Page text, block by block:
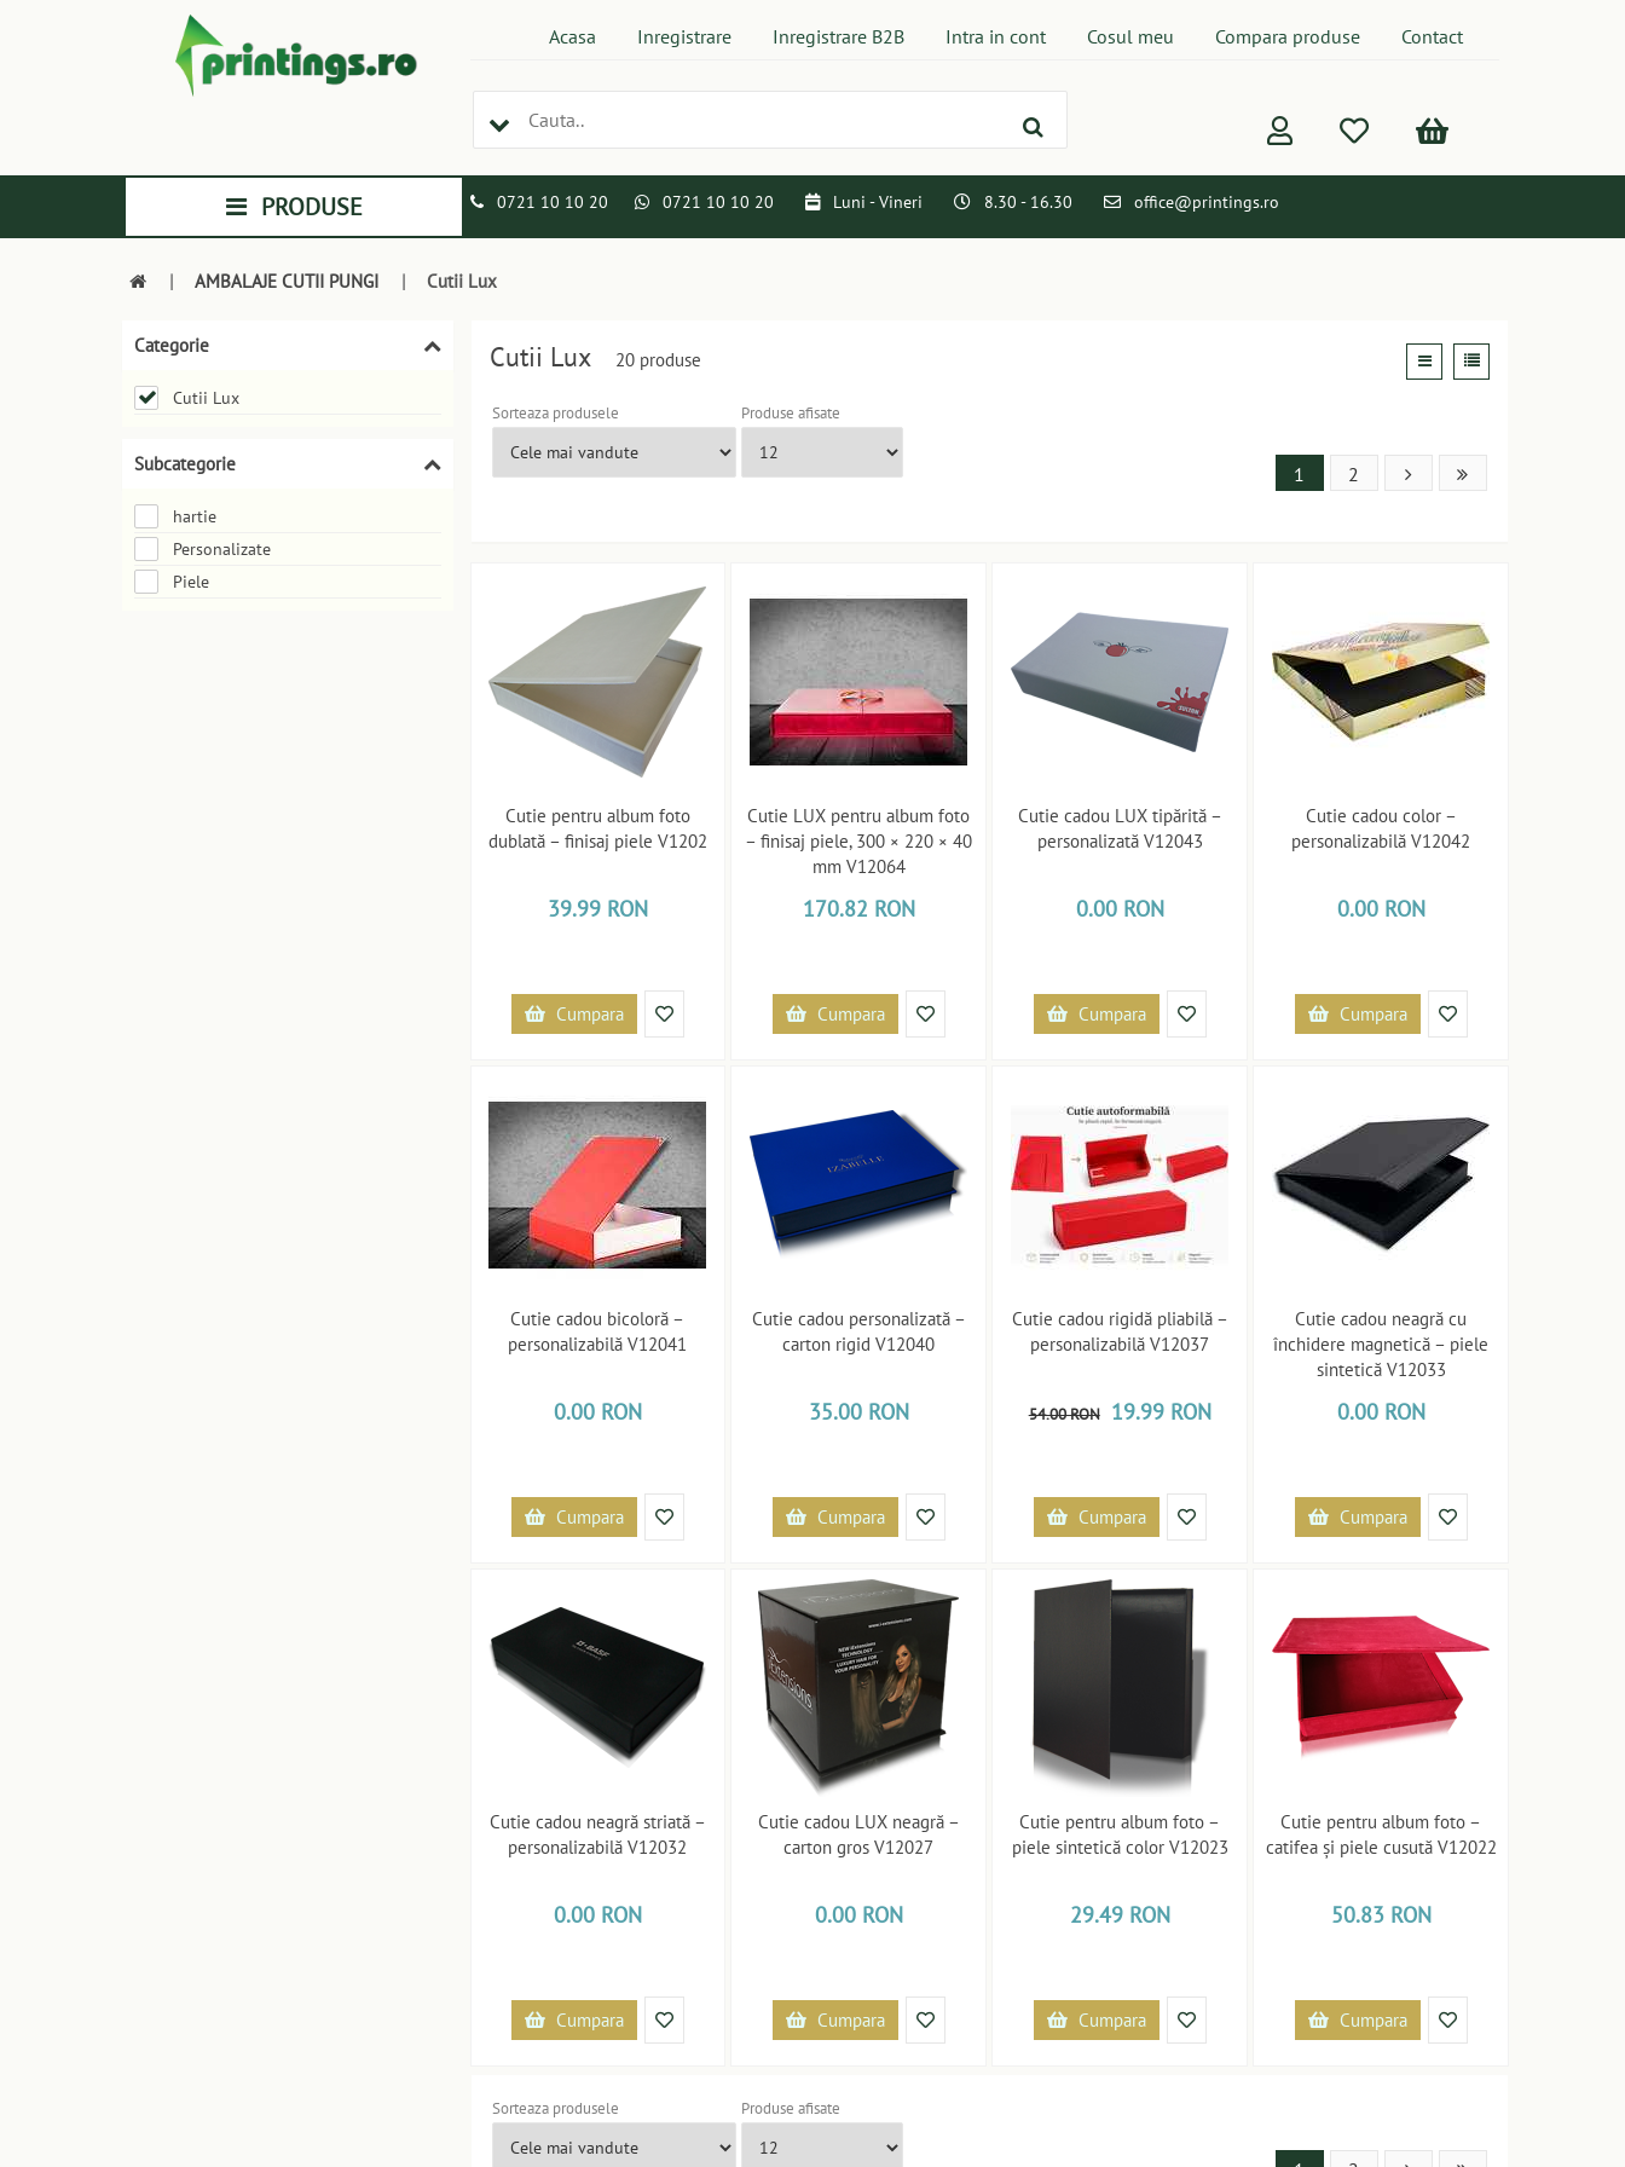
Acasa Inregistrare Inregistrare B2B Intra in cont Cosul meu Compara produse Contact
PRODUSE 0721 10 10 20 0721 10 10 20 Luni - Vineri 8.30 - 16.30 office@printings.ro
| AMBALAJE CUTII PUNGI | Cutii Lux
Categorie
Cutii Lux
Subcategorie
hartie
Personalizate
Piele
Cutii Lux 20 produse
Sorteaza produsele Produse afisate
1 2
Cutie pentru album foto
dublată – finisaj piele V1202
39.99 RON
Cumpara
Cutie LUX pentru album foto
– finisaj piele, 300 × 220 × 40
mm V12064
170.82 RON
Cumpara
Cutie cadou LUX tipărită –
personalizată V12043
0.00 RON
Cumpara
Cutie cadou color –
personalizabilă V12042
0.00 RON
Cumpara
Cutie cadou bicoloră –
personalizabilă V12041
0.00 RON
Cumpara
Cutie cadou personalizată –
carton rigid V12040
35.00 RON
Cumpara
Cutie cadou rigidă pliabilă –
personalizabilă V12037
54.00 RON 19.99 RON
Cumpara
Cutie cadou neagră cu
închidere magnetică – piele
sintetică V12033
0.00 RON
Cumpara
Cutie cadou neagră striată –
personalizabilă V12032
0.00 RON
Cumpara
Cutie cadou LUX neagră –
carton gros V12027
0.00 RON
Cumpara
Cutie pentru album foto –
piele sintetică color V12023
29.49 RON
Cumpara
Cutie pentru album foto –
catifea și piele cusută V12022
50.83 RON
Cumpara
Sorteaza produsele Produse afisate